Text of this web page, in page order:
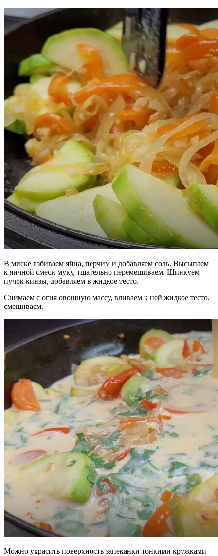
В миске взбиваем яйца, перчим и добавляем соль. Высыпаем
к яичной смеси муку, тщательно перемешиваем. Шинкуем
пучок кинзы, добавляем в жидкое тесто.
Снимаем с огня овощную массу, вливаем к ней жидкое тесто,
смешиваем.
Можно украсить поверхность запеканки тонкими кружками